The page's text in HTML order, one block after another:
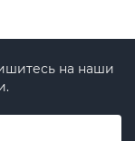
на наши